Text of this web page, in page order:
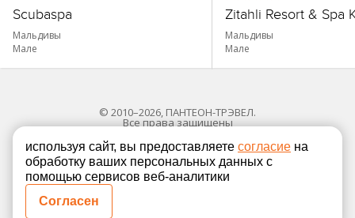
Scubaspa
Мальдивы
Мале
Мальдивы
Мале
© 2010–2026, ПАНТЕОН-ТРЭВЕЛ.
Все права защищены
Политика в отношении обработки персональных
Согласие на обработку персональных данных
используя сайт, вы предоставляете согласие на
обработку ваших персональных данных с
помощью сервисов веб-аналитики
Согласен